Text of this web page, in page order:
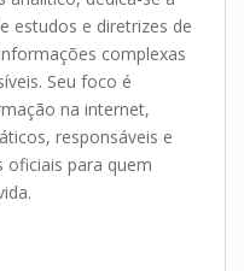
estudos e diretrizes de
complexas
Seu foco é
na internet,
responsáveis e
para quem